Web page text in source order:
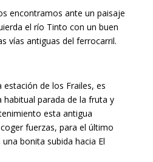
encontramos ante un paisaje
el río Tinto con un buen
vías antiguas del ferrocarril.
de los Frailes, es
habitual parada de la fruta y
esta antigua
fuerzas, para el último
bonita subida hacia El